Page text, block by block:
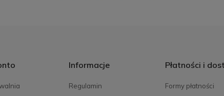
Informacje
Regulamin
Płatności i
Formy płatności